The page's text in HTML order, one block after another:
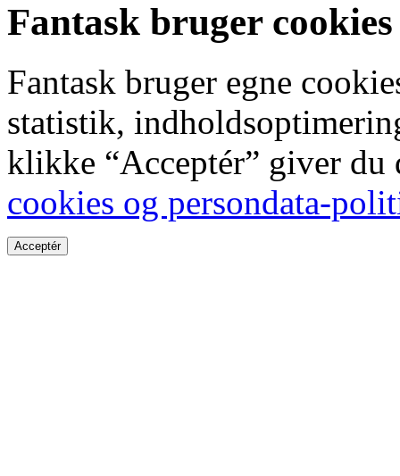
Fantask bruger cookies
Fantask bruger egne
statistik,
klikke “Acceptér” giver
cookies og persondata-
Acceptér